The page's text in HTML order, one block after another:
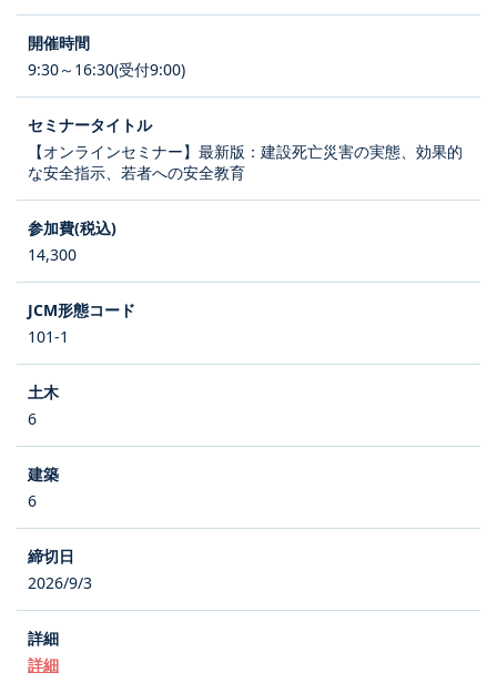
9:30～16:30(受付9:00)
【オンラインセミナー】最新版：建設死亡災害の実態、効果的
な安全指示、若者への安全教育
14,300
101-1
6
6
2026/9/3
詳細